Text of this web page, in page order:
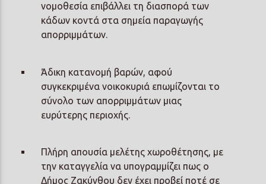
νομοθεσία επιβάλλει τη διασπορά των
κάδων κοντά στα σημεία παραγωγής
απορριμμάτων.
Άδικη κατανομή βαρών, αφού
συγκεκριμένα νοικοκυριά επωμίζονται το
σύνολο των απορριμμάτων μιας
ευρύτερης περιοχής.
Πλήρη απουσία μελέτης χωροθέτησης, με
την καταγγελία να υπογραμμίζει πως ο
Δήμος Ζακύνθου δεν έχει προβεί ποτέ σε